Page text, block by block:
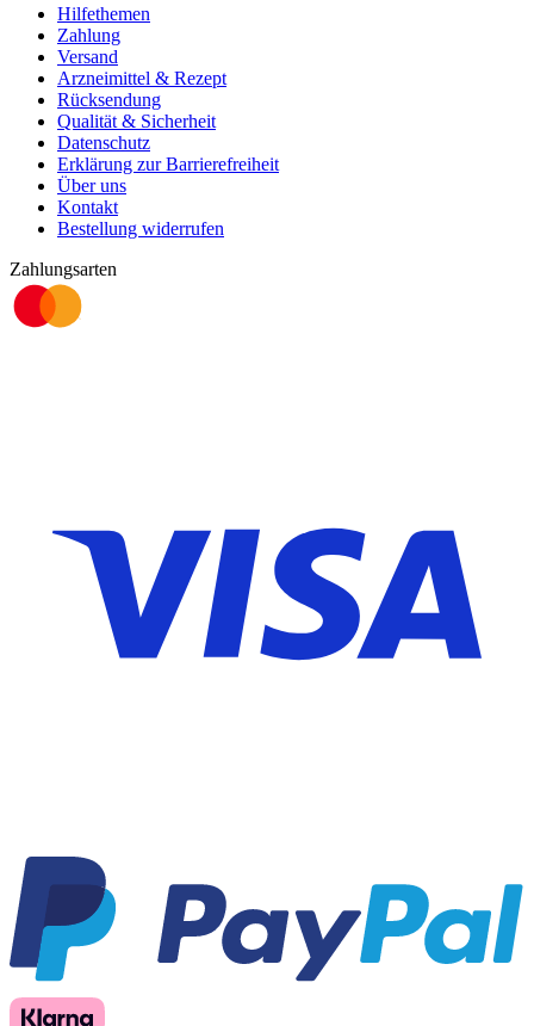
Hilfethemen
Zahlung
Versand
Arzneimittel & Rezept
Rücksendung
Qualität & Sicherheit
Datenschutz
Erklärung zur Barrierefreiheit
Über uns
Kontakt
Bestellung widerrufen
Zahlungsarten